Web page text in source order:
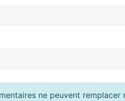
ne peuvent